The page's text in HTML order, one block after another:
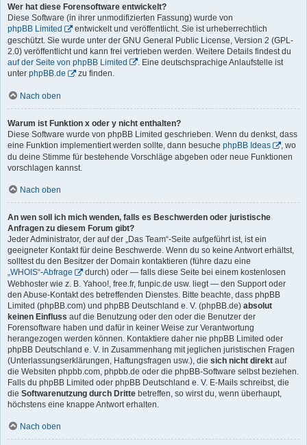
Wer hat diese Forensoftware entwickelt?
Diese Software (in ihrer unmodifizierten Fassung) wurde von
phpBB Limited
entwickelt und veröffentlicht. Sie ist urheberrechtlich
geschützt. Sie wurde unter der GNU General Public License, Version 2 (GPL-
2.0) veröffentlicht und kann frei vertrieben werden. Weitere Details findest du
auf der Seite von phpBB Limited
. Eine deutschsprachige Anlaufstelle ist
unter phpBB.de zu finden.
Nach oben
Warum ist Funktion x oder y nicht enthalten?
Diese Software wurde von phpBB Limited geschrieben. Wenn du denkst, dass
eine Funktion implementiert werden sollte, dann besuche phpBB Ideas
, wo
du deine Stimme für bestehende Vorschläge abgeben oder neue Funktionen
vorschlagen kannst.
Nach oben
An wen soll ich mich wenden, falls es Beschwerden oder juristische
Anfragen zu diesem Forum gibt?
Jeder Administrator, der auf der „Das Team“-Seite aufgeführt ist, ist ein
geeigneter Kontakt für deine Beschwerde. Wenn du so keine Antwort erhältst,
solltest du den Besitzer der Domain kontaktieren (führe dazu eine
„WHOIS“-Abfrage
durch) oder — falls diese Seite bei einem kostenlosen
Webhoster wie z. B. Yahoo!, free.fr, funpic.de usw. liegt — den Support oder
den Abuse-Kontakt des betreffenden Dienstes. Bitte beachte, dass phpBB
Limited (phpBB.com) und phpBB Deutschland e. V. (phpBB.de) absolut
keinen Einfluss auf die Benutzung oder den oder die Benutzer der
Forensoftware haben und dafür in keiner Weise zur Verantwortung
herangezogen werden können. Kontaktiere daher nie phpBB Limited oder
phpBB Deutschland e. V. in Zusammenhang mit jeglichen juristischen Fragen
(Unterlassungserklärungen, Haftungsfragen usw.), die sich nicht direkt auf
die Websiten phpbb.com, phpbb.de oder die phpBB-Software selbst beziehen.
Falls du phpBB Limited oder phpBB Deutschland e. V. E-Mails schreibst, die
die Softwarenutzung durch Dritte betreffen, so wirst du, wenn überhaupt,
höchstens eine knappe Antwort erhalten.
Nach oben